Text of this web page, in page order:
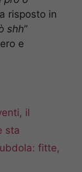
risposto in
shh”
e
il
sta
fitte,